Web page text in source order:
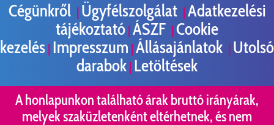
Cégünkről | Ügyfélszolgálat |Adatkezelési
tájékoztató |ÁSZF |Cookie
kezelés | Impresszum |Állásajánlatok | Utolsó
darabok | Letöltések
A honlapunkon található árak bruttó irányárak,
melyek szaküzletenként eltérhetnek, és nem